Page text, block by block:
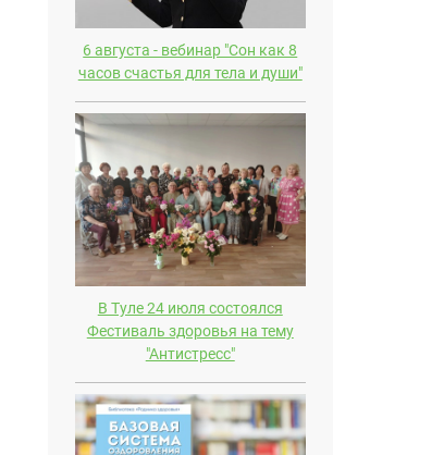
6 августа - вебинар "Сон как 8
часов счастья для тела и души"
В Туле 24 июля состоялся
Фестиваль здоровья на тему
"Антистресс"